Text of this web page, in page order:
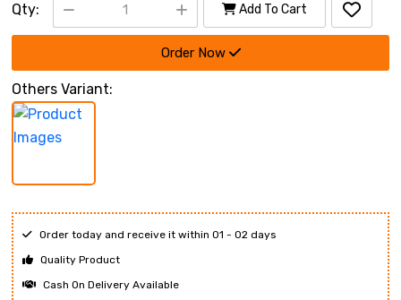
Qty: Add To Cart
Order Now
Others Variant:
Order today and receive it within 01 - 02 days
Quality Product
Cash On Delivery Available